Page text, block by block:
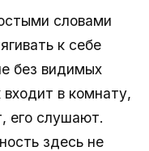
словами
к себе
без видимых
входит в комнату,
его слушают.
здесь не